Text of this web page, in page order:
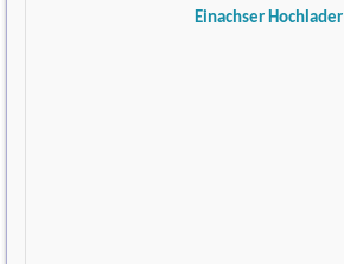
Einachser Hochlader